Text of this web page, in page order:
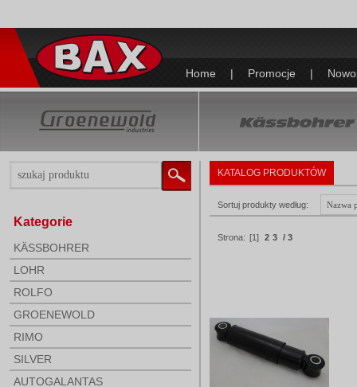
Home | Promocje |
Kategorie
KÄSSBOHRER
LOHR
ROLFO
GROENEWOLD
RIMO
SILVER
AUTOGALANTAS
KATALOG PRODUKTÓW
Sortuj produkty według:
Strona: [1] 2 3 / 3